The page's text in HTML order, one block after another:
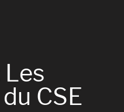
Les
du CSE